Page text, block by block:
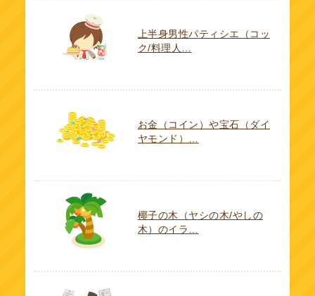
上半身男性パティシエ（コッ
ク/料理人…
お金（コイン）や宝石（ダイ
ヤモンド）…
椰子の木（ヤシの木/やしの
木）のイラ…